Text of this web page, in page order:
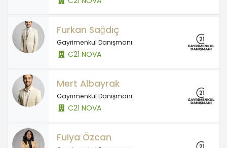
Furkan Sağdıç
Gayrimenkul Danışmanı
C21 NOVA
Mert Albayrak
Gayrimenkul Danışmanı
C21 NOVA
Fulya Özcan